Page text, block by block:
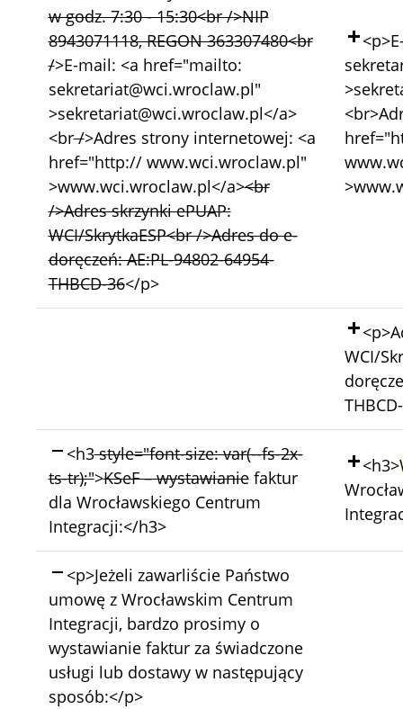
w godz. 7:30 - 15:30<br />NIP
8943071118, REGON 363307480<br
/>E-mail: <a href="mailto:
sekretariat@wci.wroclaw.pl"
>sekretariat@wci.wroclaw.pl</a>
<br/>Adres strony internetowej: <a
href="http:// www.wci.wroclaw.pl"
>www.wci.wroclaw.pl</a><br
/>Adres skrzynki ePUAP:
WCI/SkrytkaESP<br />Adres do e-
doręczeń: AE:PL-94802-64954-
THBCD-36</p>
WCI/
Skasowano:
<h3style="font-size: var(--fs-2x-
ts-tr);">KSeF – wystawianiefaktur
dla Wrocławskiego Centrum
Integracji:</h3>
<h3>
Skasowano:
<p>Jeżeli zawarliście Państwo
umowę z Wrocławskim Centrum
Integracji, bardzo prosimy o
wystawianie faktur za świadczone
usługi lub dostawy w następujący
sposób:</p>